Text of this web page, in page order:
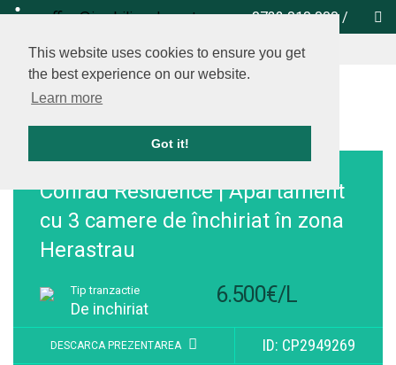
This website uses cookies to ensure you get
the best experience on our website.
Learn more
Got it!
0732 010 000 /
office@imobiliare-herastrau.ro
vezi pe harta
Conrad Residence | Apartament
cu 3 camere de închiriat în zona
Herastrau
Tip tranzactie
De inchiriat
6.500€/L
DESCARCA PREZENTAREA ID: CP2949269